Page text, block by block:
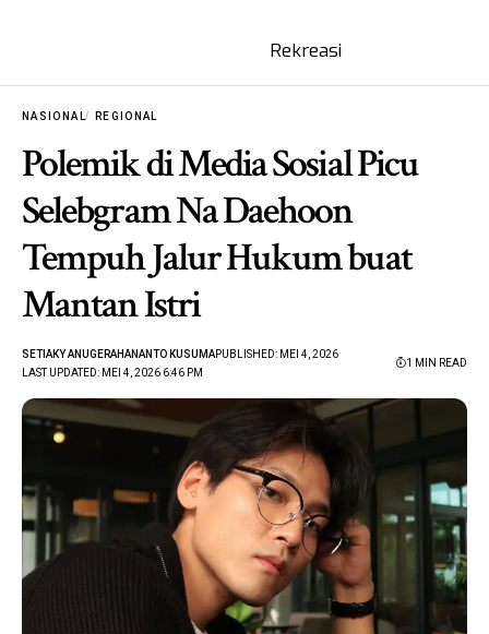
Rekreasi
NASIONAL REGIONAL
Polemik di Media Sosial Picu
Selebgram Na Daehoon
Tempuh Jalur Hukum buat
Mantan Istri
LAST UPDATED: MEI 4, 2026 6:46 PM
SETIAKY ANUGERAHANANTO KUSUMAPUBLISHED: MEI 4, 2026
1 MIN READ